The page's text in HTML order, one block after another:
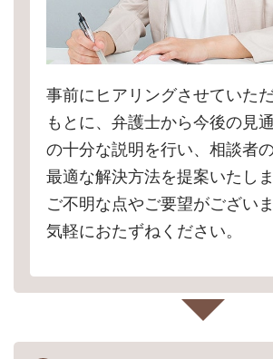
事前にヒアリングさせていた
もとに、弁護士から今後の見
の十分な説明を行い、相談者
最適な解決方法を提案いたし
ご不明な点やご要望がござい
気軽におたずねください。